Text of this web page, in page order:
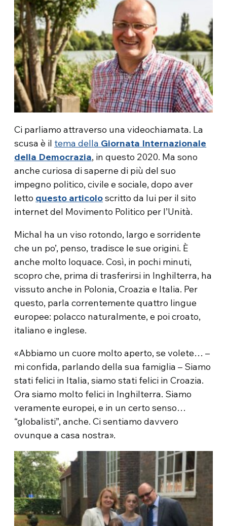
Ci parliamo attraverso una videochiamata. La
scusa è il tema della Giornata Internazionale
della Democrazia, in questo 2020. Ma sono
anche curiosa di saperne di più del suo
impegno politico, civile e sociale, dopo aver
letto questo articoloscritto da lui per il sito
internet del Movimento Politico per l’Unità.
Michal ha un viso rotondo, largo e sorridente
che un po’, penso, tradisce le sue origini. È
anche molto loquace. Così, in pochi minuti,
scopro che, prima di trasferirsi in Inghilterra, ha
vissuto anche in Polonia, Croazia e Italia. Per
questo, parla correntemente quattro lingue
europee: polacco naturalmente, e poi croato,
italiano e inglese.
«Abbiamo un cuore molto aperto, se volete… –
mi confida, parlando della sua famiglia – Siamo
stati felici in Italia, siamo stati felici in Croazia.
Ora siamo molto felici in Inghilterra. Siamo
veramente europei, e in un certo senso…
“globalisti”, anche. Ci sentiamo davvero
ovunque a casa nostra».